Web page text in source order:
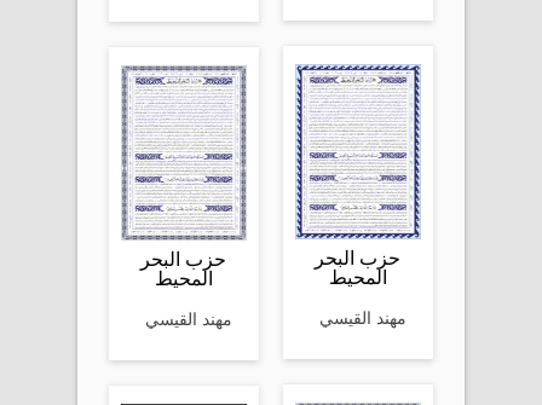
حزب البحر
المحيط
مهند القيسي
حزب البحر
المحيط
مهند القيسي